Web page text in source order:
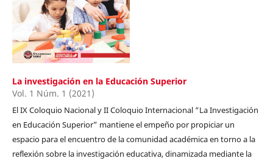
La investigación en la Educación Superior
Vol. 1 Núm. 1 (2021)
El IX Coloquio Nacional y II Coloquio Internacional “La Investigación
en Educación Superior” mantiene el empeño por propiciar un
espacio para el encuentro de la comunidad académica en torno a la
reflexión sobre la investigación educativa, dinamizada mediante la